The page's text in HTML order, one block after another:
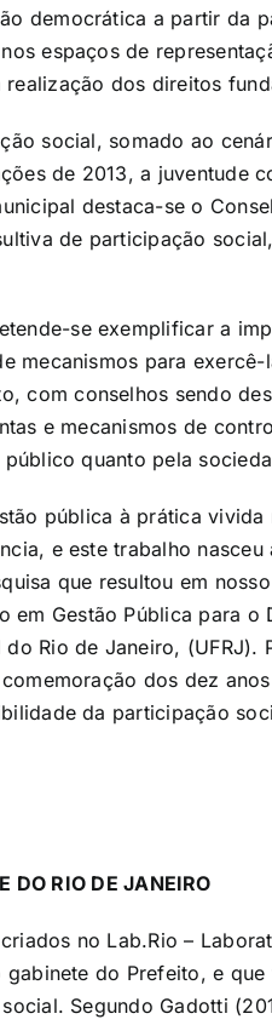
democrática a partir da
espaços de
dos direitos
social, somado ao
de 2013, a juventude
destaca-se o
de participação
se exemplificar a
mecanismos para exercê-
com conselhos sendo
e mecanismos de
quanto pela
pública à prática
e este trabalho
que resultou em
em Gestão Pública para o
Rio de Janeiro, (UFRJ).
dos dez
da participação
DO RIO DE JANEIRO
no Lab.Rio –
do Prefeito, e
Segundo Gadotti